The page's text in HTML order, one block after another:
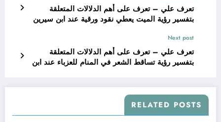
تعرف علي – تعرف على أهم الدلالات المتعلقة
بتفسير رؤية الميت يعطي نقود ورقية عند ابن سيرين
Next post
تعرف علي – تعرف على أهم الدلالات المتعلقة
بتفسير رؤية تساقط الشعر في المنام للعزباء عند ابن
RELATED POSTS